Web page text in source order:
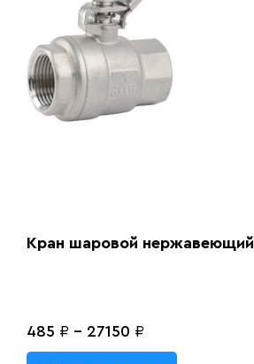
Кран шаровой нержавеющий
485 ₽ - 27150 ₽